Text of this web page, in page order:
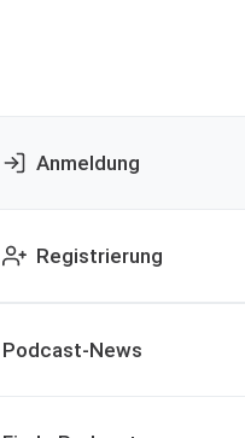
Anmeldung
Registrierung
Podcast-News